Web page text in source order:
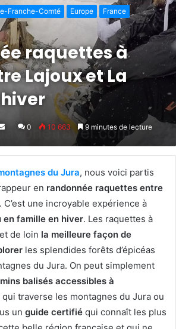
Franche-Comté Europe
France
raquettes à
Lajoux et La
Envoyer
courriel
0 10 663 9 minutes de lecture
du Jura, nous voici partis
en randonnée raquettes entre
. C’est une incroyable expérience à
en famille en hiver. Les raquettes à
de loin la meilleure façon de
les splendides forêts d’épicéas
du Jura. On peut simplement
balisés accessibles à
qui traverse les montagnes du Jura ou
un guide certifié qui connaît les plus